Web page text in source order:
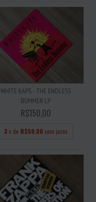
WHITE KAPS - THE ENDLESS
BUMMER LP
R$150,00
3 x de R$50,00 sem juros